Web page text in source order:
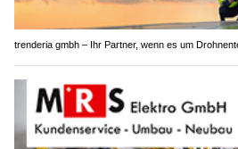
trenderia gmbh – Ihr Partner, wenn es um